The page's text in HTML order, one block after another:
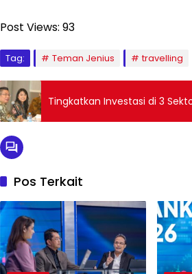
Post Views: 93
Tag: Teman Jenius travelling
Tingkatkan Investasi di 3
Pos Terkait